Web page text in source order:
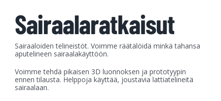
Sairaalaratkaisut
Sairaaloiden telineistöt. Voimme räätälöidä minkä tahansa
aputelineen sairaalakäyttöön.
Voimme tehdä pikaisen 3D luonnoksen ja prototyypin
ennen tilausta. Helppoja käyttää, joustavia lattiatelineitä
sairaalaan.